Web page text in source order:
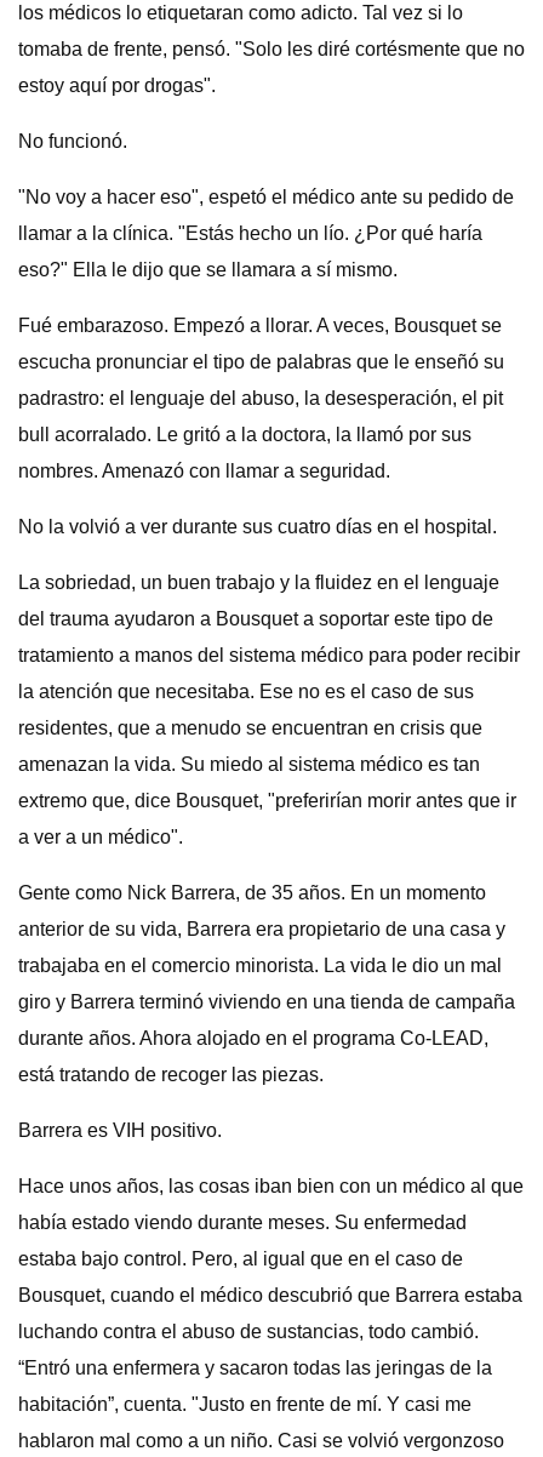
los médicos lo etiquetaran como adicto. Tal vez si lo
tomaba de frente, pensó. "Solo les diré cortésmente que no
estoy aquí por drogas".
No funcionó.
"No voy a hacer eso", espetó el médico ante su pedido de
llamar a la clínica. "Estás hecho un lío. ¿Por qué haría
eso?" Ella le dijo que se llamara a sí mismo.
Fué embarazoso. Empezó a llorar. A veces, Bousquet se
escucha pronunciar el tipo de palabras que le enseñó su
padrastro: el lenguaje del abuso, la desesperación, el pit
bull acorralado. Le gritó a la doctora, la llamó por sus
nombres. Amenazó con llamar a seguridad.
No la volvió a ver durante sus cuatro días en el hospital.
La sobriedad, un buen trabajo y la fluidez en el lenguaje
del trauma ayudaron a Bousquet a soportar este tipo de
tratamiento a manos del sistema médico para poder recibir
la atención que necesitaba. Ese no es el caso de sus
residentes, que a menudo se encuentran en crisis que
amenazan la vida. Su miedo al sistema médico es tan
extremo que, dice Bousquet, "preferirían morir antes que ir
a ver a un médico".
Gente como Nick Barrera, de 35 años. En un momento
anterior de su vida, Barrera era propietario de una casa y
trabajaba en el comercio minorista. La vida le dio un mal
giro y Barrera terminó viviendo en una tienda de campaña
durante años. Ahora alojado en el programa Co-LEAD,
está tratando de recoger las piezas.
Barrera es VIH positivo.
Hace unos años, las cosas iban bien con un médico al que
había estado viendo durante meses. Su enfermedad
estaba bajo control. Pero, al igual que en el caso de
Bousquet, cuando el médico descubrió que Barrera estaba
luchando contra el abuso de sustancias, todo cambió.
“Entró una enfermera y sacaron todas las jeringas de la
habitación”, cuenta. "Justo en frente de mí. Y casi me
hablaron mal como a un niño. Casi se volvió vergonzoso